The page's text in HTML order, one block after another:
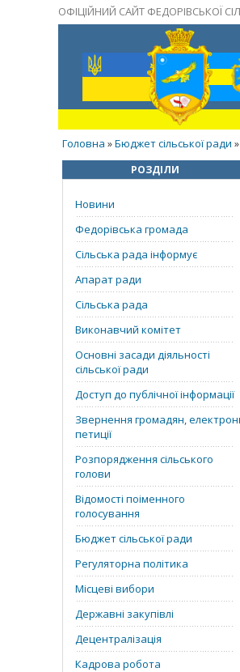
ОФІЦІЙНИЙ САЙТ ФЕДОРІВСЬКОЇ
Головна »Бюджет сільської ради
РОЗДІЛИ
Новини
Федорівська громада
Сільська рада інформує
Апарат ради
Сільська рада
Виконавчий комітет
Основні засади діяльності
сільської ради
Доступ до публічної інформації
Звернення громадян,
петиції
Розпорядження сільського
голови
Відомості поіменного
голосування
Бюджет сільської ради
Регуляторна політика
Місцеві вибори
Державні закупівлі
Децентралізація
Кадрова робота